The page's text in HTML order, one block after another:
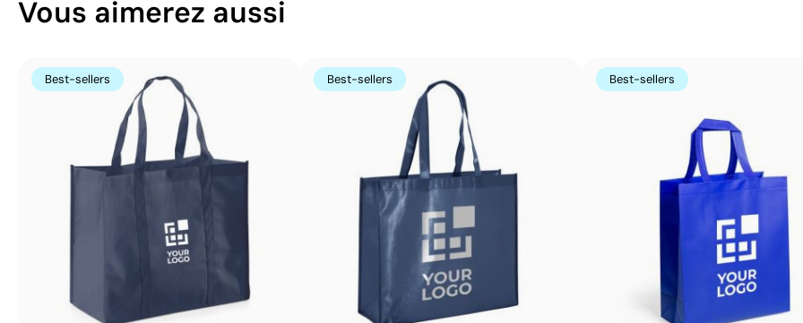
couleurs unies intenses et très résistantes, même sur
imprimés directement.
Avantages
Possibilité d’impression des couleurs Pantone®
exactes
Couleurs plates intenses avec bonne opacité
Résistance supérieure à un transfert digital
Idéal pour vêtements nécessitant des lavages
fréquents
Vous aimerez aussi
Best-sellers Best-sellers Best-sellers